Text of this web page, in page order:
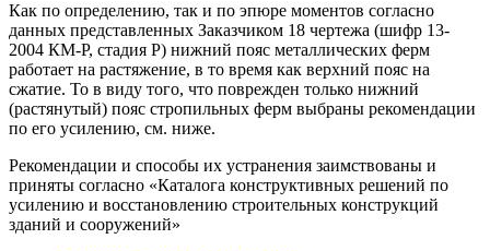
Как по определению, так и по эпюре моментов согласно
данных представленных Заказчиком 18 чертежа (шифр 13-
2004 КМ-Р, стадия Р) нижний пояс металлических ферм
работает на растяжение, в то время как верхний пояс на
сжатие. То в виду того, что поврежден только нижний
(растянутый) пояс стропильных ферм выбраны рекомендации
по его усилению, см. ниже.
Рекомендации и способы их устранения заимствованы и
приняты согласно «Каталога конструктивных решений по
усилению и восстановлению строительных конструкций
зданий и сооружений»